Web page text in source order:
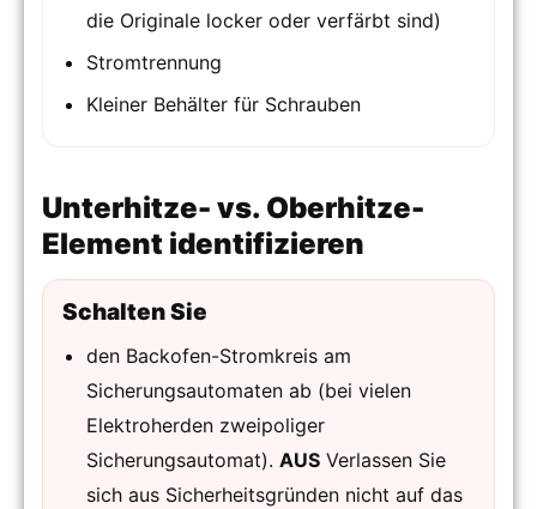
die Originale locker oder verfärbt sind)
Stromtrennung
Kleiner Behälter für Schrauben
Unterhitze- vs. Oberhitze-
Element identifizieren
Schalten Sie
den Backofen-Stromkreis am
Sicherungsautomaten ab (bei vielen
Elektroherden zweipoliger
Sicherungsautomat). AUS Verlassen Sie
sich aus Sicherheitsgründen nicht auf das